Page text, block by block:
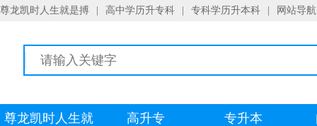
尊龙凯时人生就是搏 高中学历升专科 专科学历升本科 网站导航
尊龙凯时人生就
高升专 专升本